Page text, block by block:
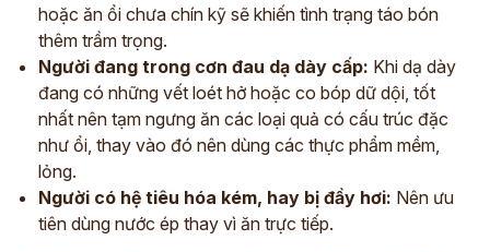
hoặc ăn ổi chưa chín kỹ sẽ khiến tình trạng táo bón
thêm trầm trọng.
Người đang trong cơn đau dạ dày cấp: Khi dạ dày
đang có những vết loét hở hoặc co bóp dữ dội, tốt
nhất nên tạm ngưng ăn các loại quả có cấu trúc đặc
như ổi, thay vào đó nên dùng các thực phẩm mềm,
lỏng.
Người có hệ tiêu hóa kém, hay bị đầy hơi: Nên ưu
tiên dùng nước ép thay vì ăn trực tiếp.